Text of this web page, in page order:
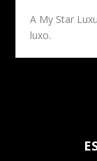
A My Star
luxo.